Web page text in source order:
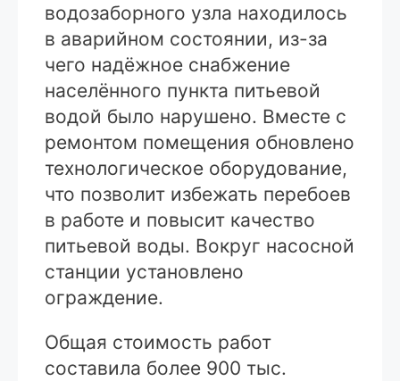
водозаборного узла находилось
в аварийном состоянии, из-за
чего надёжное снабжение
населённого пункта питьевой
водой было нарушено. Вместе с
ремонтом помещения обновлено
технологическое оборудование,
что позволит избежать перебоев
в работе и повысит качество
питьевой воды. Вокруг насосной
станции установлено
ограждение.
Общая стоимость работ
составила более 900 тыс.